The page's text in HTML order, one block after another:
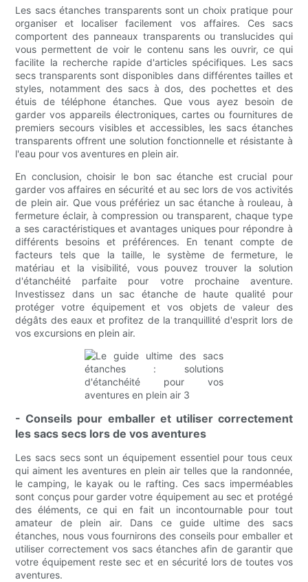
Les sacs étanches transparents sont un choix pratique pour
organiser et localiser facilement vos affaires. Ces sacs
comportent des panneaux transparents ou translucides qui
vous permettent de voir le contenu sans les ouvrir, ce qui
facilite la recherche rapide d'articles spécifiques. Les sacs
secs transparents sont disponibles dans différentes tailles et
styles, notamment des sacs à dos, des pochettes et des
étuis de téléphone étanches. Que vous ayez besoin de
garder vos appareils électroniques, cartes ou fournitures de
premiers secours visibles et accessibles, les sacs étanches
transparents offrent une solution fonctionnelle et résistante à
l'eau pour vos aventures en plein air.
En conclusion, choisir le bon sac étanche est crucial pour
garder vos affaires en sécurité et au sec lors de vos activités
de plein air. Que vous préfériez un sac étanche à rouleau, à
fermeture éclair, à compression ou transparent, chaque type
a ses caractéristiques et avantages uniques pour répondre à
différents besoins et préférences. En tenant compte de
facteurs tels que la taille, le système de fermeture, le
matériau et la visibilité, vous pouvez trouver la solution
d'étanchéité parfaite pour votre prochaine aventure.
Investissez dans un sac étanche de haute qualité pour
protéger votre équipement et vos objets de valeur des
dégâts des eaux et profitez de la tranquillité d'esprit lors de
vos excursions en plein air.
- Conseils pour emballer et utiliser correctement
les sacs secs lors de vos aventures
Les sacs secs sont un équipement essentiel pour tous ceux
qui aiment les aventures en plein air telles que la randonnée,
le camping, le kayak ou le rafting. Ces sacs imperméables
sont conçus pour garder votre équipement au sec et protégé
des éléments, ce qui en fait un incontournable pour tout
amateur de plein air. Dans ce guide ultime des sacs
étanches, nous vous fournirons des conseils pour emballer et
utiliser correctement vos sacs étanches afin de garantir que
votre équipement reste sec et en sécurité lors de toutes vos
aventures.